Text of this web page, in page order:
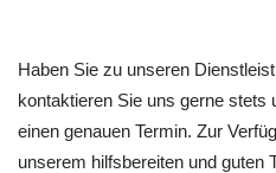
Haben Sie zu unseren
kontaktieren Sie uns gerne stets
einen genauen Termin. Zur
unserem hilfsbereiten und guten